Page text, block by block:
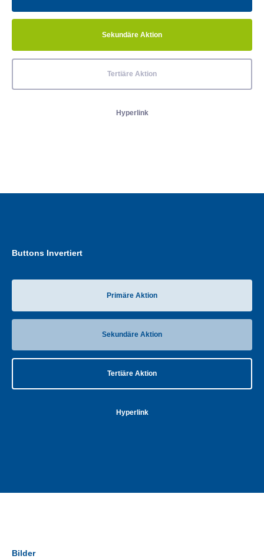
Sekundäre Aktion
Tertiäre Aktion
Hyperlink
Buttons Invertiert
Primäre Aktion
Sekundäre Aktion
Tertiäre Aktion
Hyperlink
Bilder